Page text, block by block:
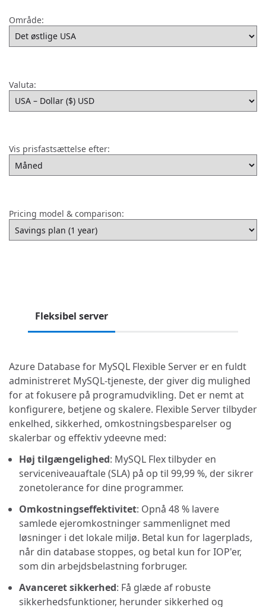
Område:
Valuta:
Vis prisfastsættelse efter:
Pricing model & comparison:
Fleksibel server
Azure Database for MySQL Flexible Server er en fuldt
administreret MySQL-tjeneste, der giver dig mulighed
for at fokusere på programudvikling. Det er nemt at
konfigurere, betjene og skalere. Flexible Server tilbyder
enkelhed, sikkerhed, omkostningsbesparelser og
skalerbar og effektiv ydeevne med:
Høj tilgængelighed: MySQL Flex tilbyder en
serviceniveauaftale (SLA) på op til 99,99 %, der sikrer
zonetolerance for dine programmer.
Omkostningseffektivitet: Opnå 48 % lavere
samlede ejeromkostninger sammenlignet med
løsninger i det lokale miljø. Betal kun for lagerplads,
når din database stoppes, og betal kun for IOP'er,
som din arbejdsbelastning forbruger.
Avanceret sikkerhed: Få glæde af robuste
sikkerhedsfunktioner, herunder sikkerhed og